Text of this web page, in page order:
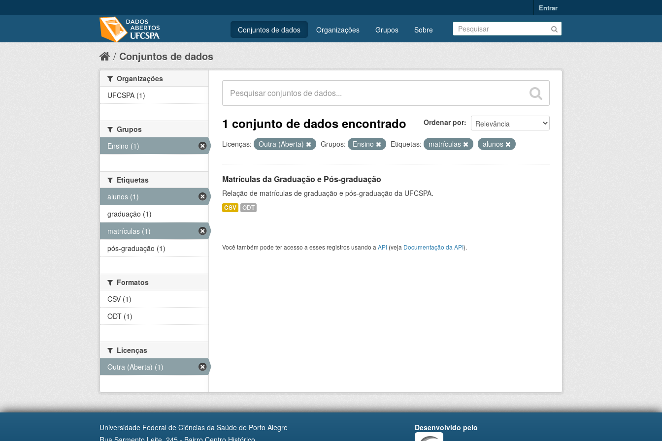
Entrar
Conjuntos de dados Organizações Grupos Sobre
Conjuntos de dados
Ordenar por
1 conjunto de dados encontrado
Licenças: Outra (Aberta) Grupos: Ensino Etiquetas: matrículas alunos
Matrículas da Graduação e Pós-graduação
Relação de matrículas de graduação e pós-graduação da UFCSPA.
CSV ODT
Você também pode ter acesso a esses registros usando a API (veja Documentação da API).
Organizações
UFCSPA (1)
Grupos
Ensino (1)
Etiquetas
alunos (1)
graduação (1)
matrículas (1)
pós-graduação (1)
Formatos
CSV (1)
ODT (1)
Licenças
Outra (Aberta) (1)
Universidade Federal de Ciências da Saúde de Porto Alegre
Desenvolvido pelo